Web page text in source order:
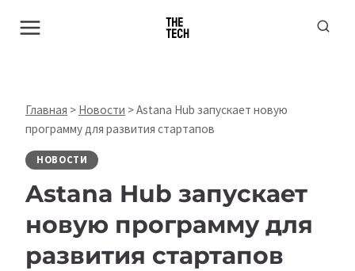
Главная > Новости >Astana Hub запускает новую
программу для развития стартапов
НОВОСТИ
Astana Hub запускает
новую программу для
развития стартапов